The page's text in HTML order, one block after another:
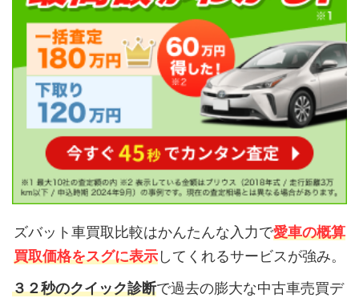
ズバット車買取比較はかんたんな入力で愛車の概算
買取価格をスグに表示してくれるサービスが強み。
３２秒のクイック診断で過去の膨大な中古車売買デ